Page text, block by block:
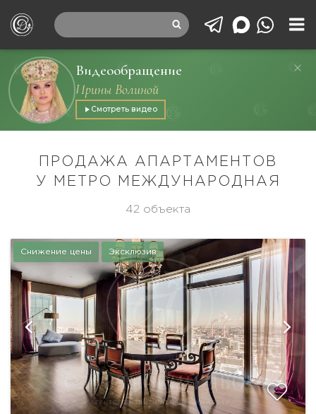
Видеообращение
Ирины Волиной
Смотреть видео
ПРОДАЖА АПАРТАМЕНТОВ
У МЕТРО МЕЖДУНАРОДНАЯ
42 объекта
Снижение цены Эксклюзив